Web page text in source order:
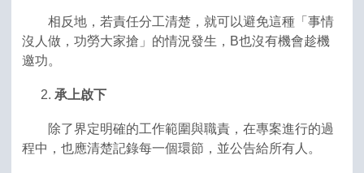
相反地，若責任分工清楚，就可以避免這種「事情
沒人做，功勞大家搶」的情況發生，B也沒有機會趁機
邀功。
承上啟下
除了界定明確的工作範圍與職責，在專案進行的過
程中，也應清楚記錄每一個環節，並公告給所有人。